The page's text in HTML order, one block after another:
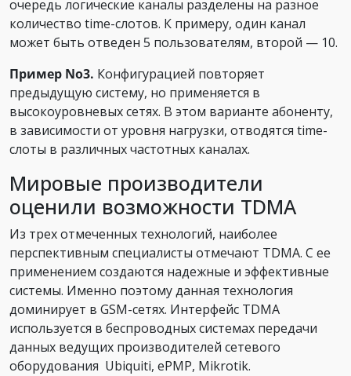
очередь логические каналы разделены на разное
количество time-слотов. К примеру, один канал
может быть отведен 5 пользователям, второй — 10.
Пример No3. Конфигурацией повторяет
предыдущую систему, но применяется в
высокоуровневых сетях. В этом варианте абоненту,
в зависимости от уровня нагрузки, отводятся time-
слоты в различных частотных каналах.
Мировые производители
оценили возможности TDMA
Из трех отмеченных технологий, наиболее
перспективным специалисты отмечают TDMA. С ее
применением создаются надежные и эффективные
системы. Именно поэтому данная технология
доминирует в GSM-сетях. Интерфейс TDMA
используется в беспроводных системах передачи
данных ведущих производителей сетевого
оборудования Ubiquiti, ePMP, Mikrotik.